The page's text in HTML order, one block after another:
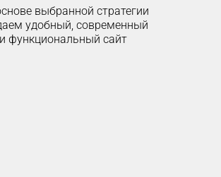
выбранной стратегии
удобный, современный
и функциональный сайт